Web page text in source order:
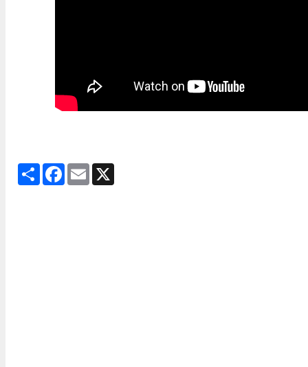
Share Facebook
Email